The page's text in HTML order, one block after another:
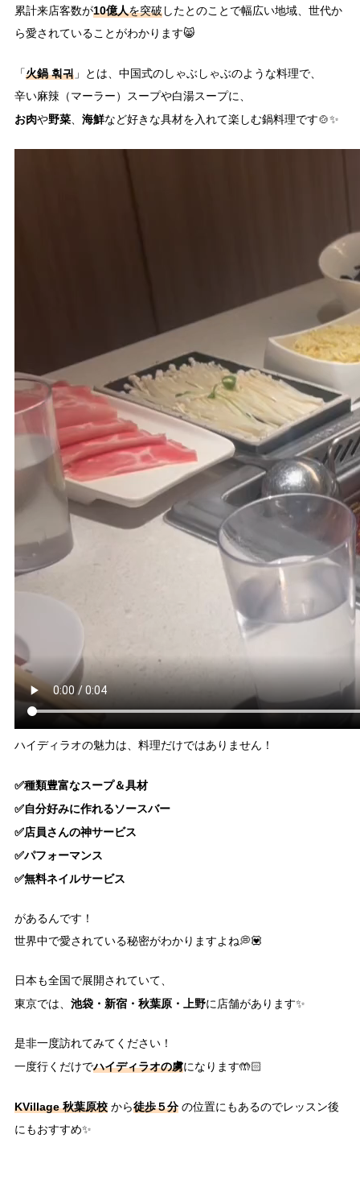
累計来店客数が10億人を突破したとのことで幅広い地域、世代か
ら愛されていることがわかります😸
「 火鍋훠궈」とは、中国式のしゃぶしゃぶのような料理で、
辛い麻辣（マーラー）スープや白湯スープに、
お肉や野菜、 海鮮など好きな具材を入れて楽しむ鍋料理です🍲✨
ハイディラオの魅力は、料理だけではありません！
✅種類豊富なスープ＆具材
✅自分好みに作れるソースバー
✅店員さんの神サービス
✅パフォーマンス
✅無料ネイルサービス
があるんです！
世界中で愛されている秘密がわかりますよね💭💟
日本も全国で展開されていて、
東京では、 池袋・新宿・秋葉原・上野に店舗があります✨
是非一度訪れてみてください！
一度行くだけでハイディラオの虜になります🤲🏻
KVillage 秋葉原校から徒歩５分の位置にもあるのでレッスン後
にもおすすめ✨